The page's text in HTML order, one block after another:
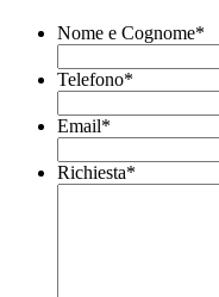
Nome e Cognome*
Telefono*
Email*
Richiesta*